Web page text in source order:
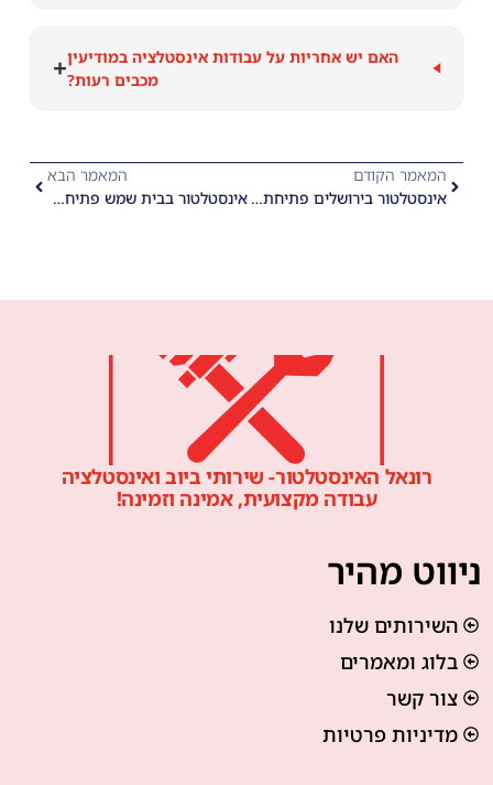
האם יש אחריות על עבודות אינסטלציה במודיעין
מכבים רעות?+
המאמר הקודם
אינסטלטור בירושלים פתיחת סתימות ביוב
המאמר הבא
אינסטלטור בבית שמש פתיחת סתימות ביוב
רונאל האינסטלטור- שירותי ביוב ואינסטלציה
עבודה מקצועית, אמינה וזמינה!
ניווט מהיר
השירותים שלנו
בלוג ומאמרים
צור קשר
מדיניות פרטיות